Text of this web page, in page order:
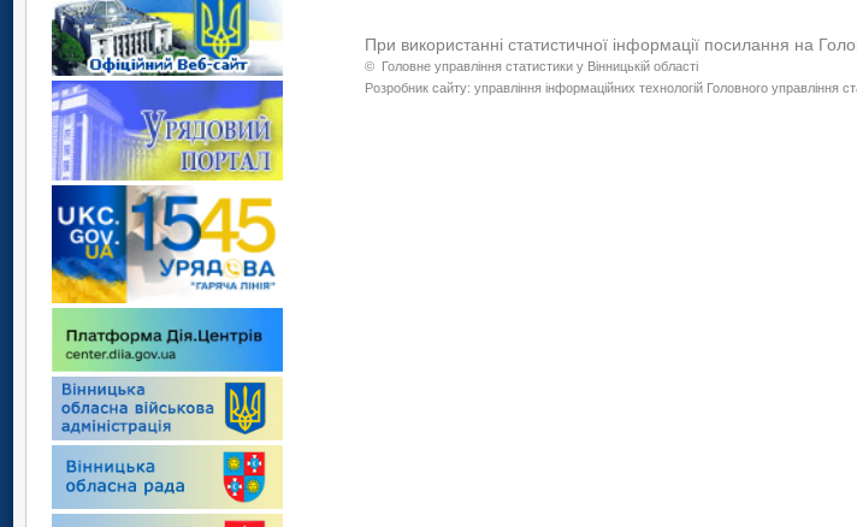
При використанні статистичної інформації посилання на
© Головне управління статистики у Вінницькій області
Розробник сайту: управління інформаційних технологій Головного управління